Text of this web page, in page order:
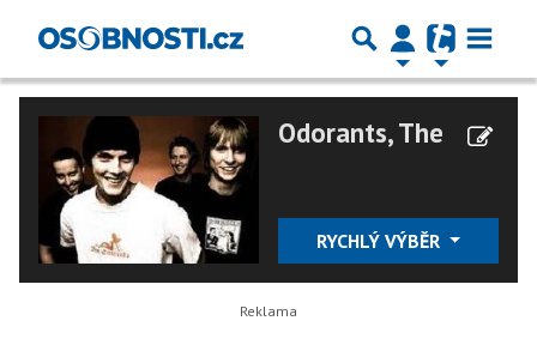
Odorants, The
RYCHLÝ VÝBĚR